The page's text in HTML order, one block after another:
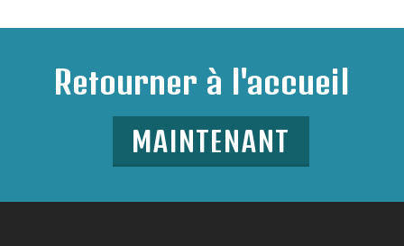
Retourner à l'accueil
MAINTENANT